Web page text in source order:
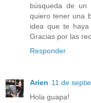
búsqueda de
quiero tener una
idea que te haya
Gracias por las
Responder
Arien 11 de
Hola guapa!